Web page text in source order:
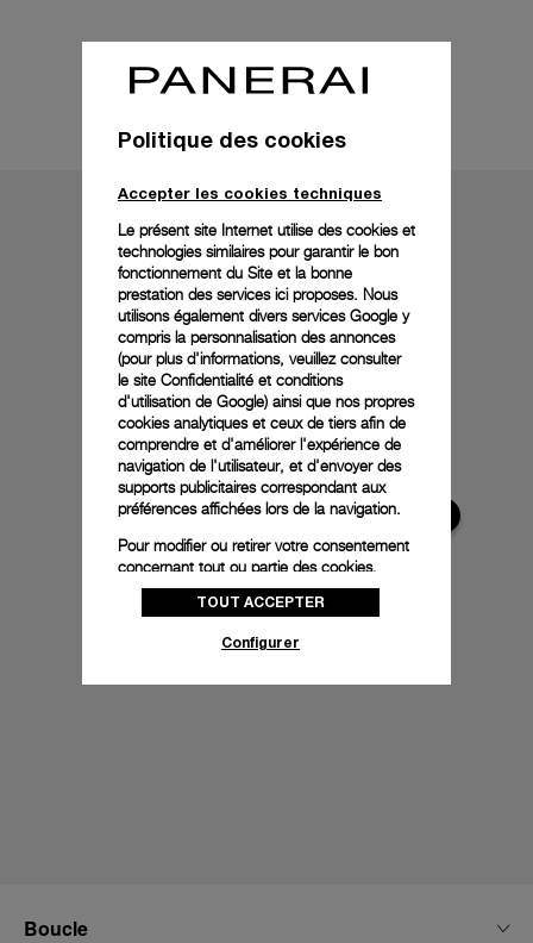
Détails techniques
Boucle
Politique des cookies
Accepter les cookies techniques
Le présent site Internet utilise des cookies et
technologies similaires pour garantir le bon
fonctionnement du Site et la bonne
prestation des services ici proposes. Nous
utilisons également divers services Google y
compris la personnalisation des annonces
(pour plus d'informations, veuillez consulter
le site Confidentialité et conditions
d'utilisation de Google) ainsi que nos propres
cookies analytiques et ceux de tiers afin de
comprendre et d'améliorer l'expérience de
navigation de l'utilisateur, et d'envoyer des
supports publicitaires correspondant aux
préférences affichées lors de la navigation.
Pour modifier ou retirer votre consentement
concernant tout ou partie des cookies,
cliquez sur « Configurer » ou consultez notre
politique des cookiespour obtenir plus
donnez votre consentement pour l’utilisation
TOUT ACCEPTER
Configurer